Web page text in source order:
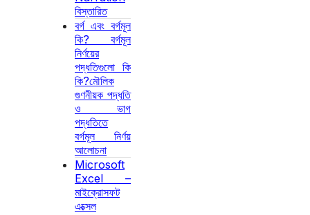
বিস্তারিত
বর্গ এবং বর্গমূল
কি? বর্গমূল
নির্ণয়ের
পদ্ধতিগুলো কি
কি?মৌলিক
গুণনীয়ক পদ্ধতি
ও ভাগ
পদ্ধতিতে
বর্গমূল নির্ণয়
আলোচনা
Microsoft
Excel –
মাইক্রোসফট
এক্সেল